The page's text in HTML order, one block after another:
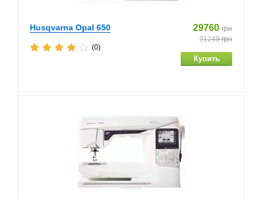
Husqvarna Opal 650 29760 грн
31248грн
(0)